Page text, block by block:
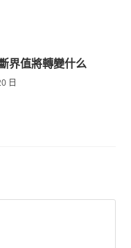
界值將轉變什么
日